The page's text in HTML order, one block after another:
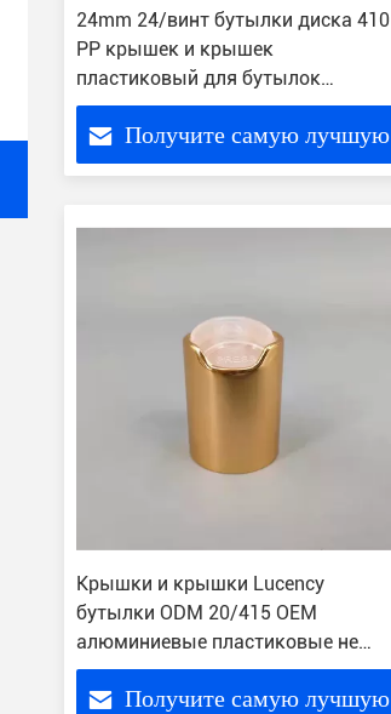
24mm 24/винт бутылки диска 410
PP крышек и крышек
пластиковый для бутылок
ориентированных на заказчика
Получите самую лучшую
Крышки и крышки Lucency
бутылки ODM 20/415 OEM
алюминиевые пластиковые не
разливают
Получите самую лучшую